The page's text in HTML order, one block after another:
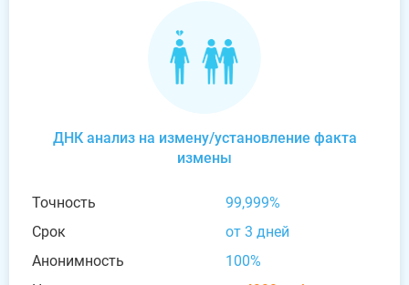
ДНК анализ на измену/установление факта
измены
Точность
99,999%
Срок
от 3 дней
Анонимность
100%